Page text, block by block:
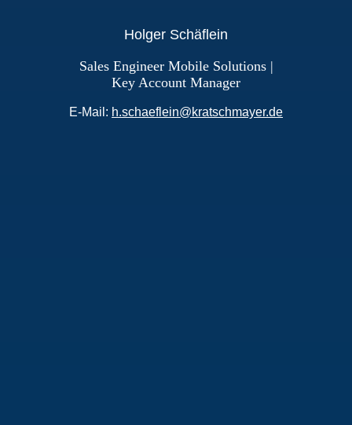
Holger Schäflein
Sales Engineer Mobile Solutions |
Key Account Manager
E-Mail: h.schaeflein@kratschmayer.de